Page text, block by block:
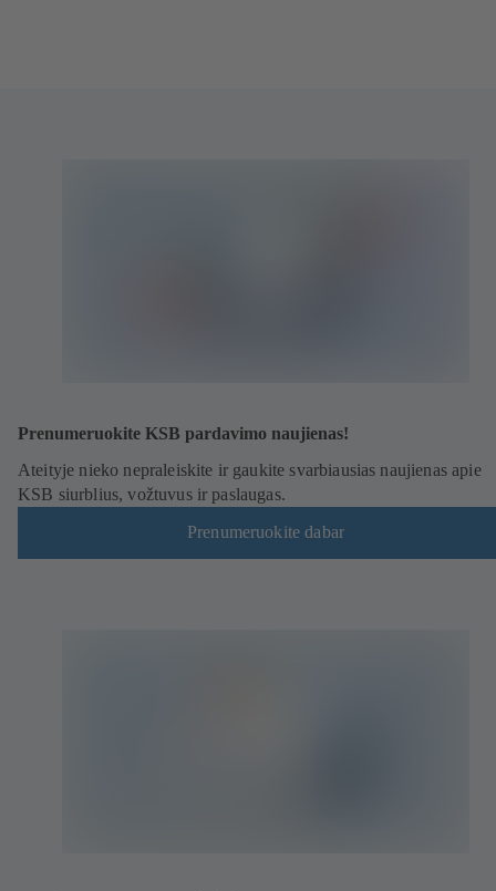
Prenumeruokite KSB pardavimo naujienas!
Ateityje nieko nepraleiskite ir gaukite svarbiausias naujienas apie
KSB siurblius, vožtuvus ir paslaugas.
Prenumeruokite dabar
a